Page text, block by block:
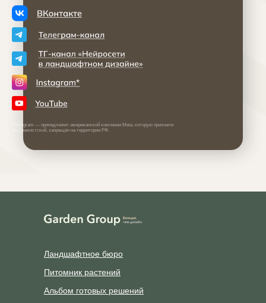
*Instagram — принадлежит американской компании Meta, которую признали
экстремистской, запрещён на территории РФ.
Ландшафтное бюро
Питомник растений
Альбом готовых решений